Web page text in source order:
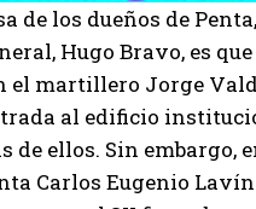
los dueños de
Hugo Bravo, es
el martillero Jorge
al edificio
de ellos. Sin embargo,
Carlos Eugenio